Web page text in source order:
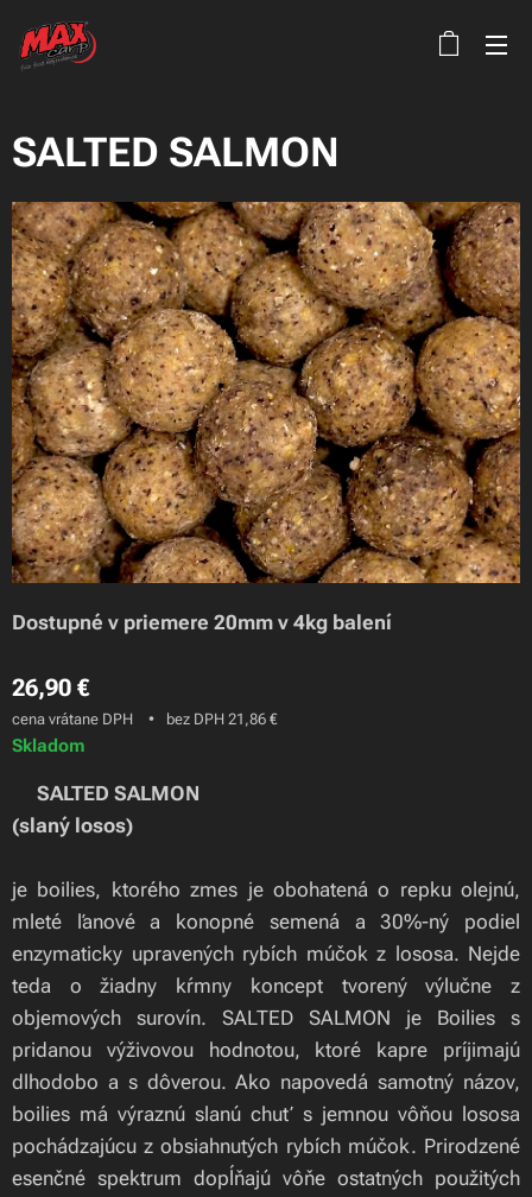
SALTED SALMON
Dostupné v priemere 20mm v 4kg balení
26,90 €
cena vrátane DPH bez DPH 21,86 €
Skladom
🍃SALTED SALMON
(slaný losos)
je boilies, ktorého zmes je obohatená o repku olejnú,
mleté ľanové a konopné semená a 30%-ný podiel
enzymaticky upravených rybích múčok z lososa. Nejde
teda o žiadny kŕmny koncept tvorený výlučne z
objemových surovín. SALTED SALMON je Boilies s
pridanou výživovou hodnotou, ktoré kapre príjimajú
dlhodobo a s dôverou. Ako napovedá samotný názov,
boilies má výraznú slanú chuť s jemnou vôňou lososa
pochádzajúcu z obsiahnutých rybích múčok. Prirodzené
esenčné spektrum dopĺňajú vôňe ostatných použitých